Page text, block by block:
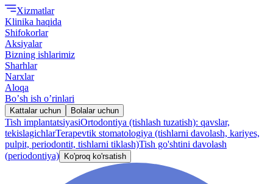
Xizmatlar
Klinika haqida
Shifokorlar
Aksiyalar
Bizning ishlarimiz
Sharhlar
Narxlar
Aloqa
Boʼsh ish oʼrinlari
Kattalar uchun Bolalar uchun
Tish implantatsiyasiOrtodontiya (tishlash tuzatish): qavslar,
tekislagichlarTerapevtik stomatologiya (tishlarni davolash, kariyes,
pulpit, periodontit, tishlarni tiklash)Tish go'shtini davolash
(periodontiya)
Ko'proq ko'rsatish